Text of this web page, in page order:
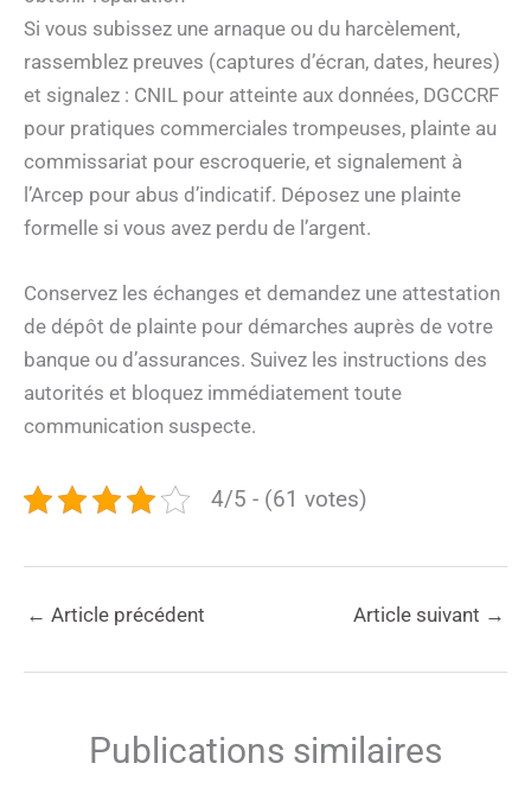
Si vous subissez une arnaque ou du harcèlement,
rassemblez preuves (captures d’écran, dates, heures)
et signalez : CNIL pour atteinte aux données, DGCCRF
pour pratiques commerciales trompeuses, plainte au
commissariat pour escroquerie, et signalement à
l’Arcep pour abus d’indicatif. Déposez une plainte
formelle si vous avez perdu de l’argent.
Conservez les échanges et demandez une attestation
de dépôt de plainte pour démarches auprès de votre
banque ou d’assurances. Suivez les instructions des
autorités et bloquez immédiatement toute
communication suspecte.
4/5 - (61 votes)
← Article précédent Article suivant →
Publications similaires